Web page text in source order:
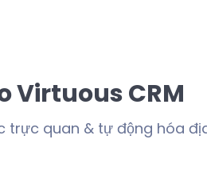
Virtuous CRM
trực quan & tự động hóa